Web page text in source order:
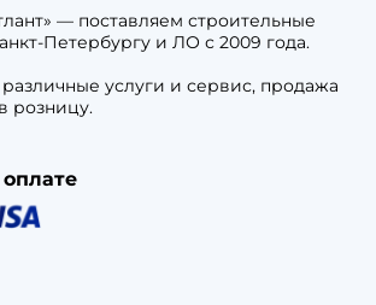
— поставляем строительные
Петербургу и ЛО с 2009 года.
услуги и сервис, продажа
розницу.